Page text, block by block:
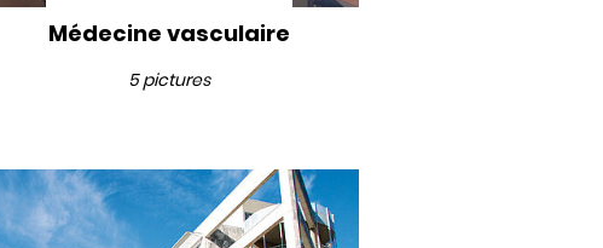
Médecine vasculaire
5 pictures